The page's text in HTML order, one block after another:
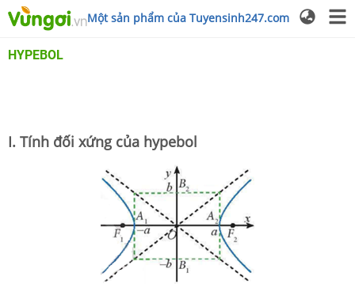
Một sản phẩm của Tuyensinh247.com
HYPEBOL
I. Tính đối xứng của hypebol